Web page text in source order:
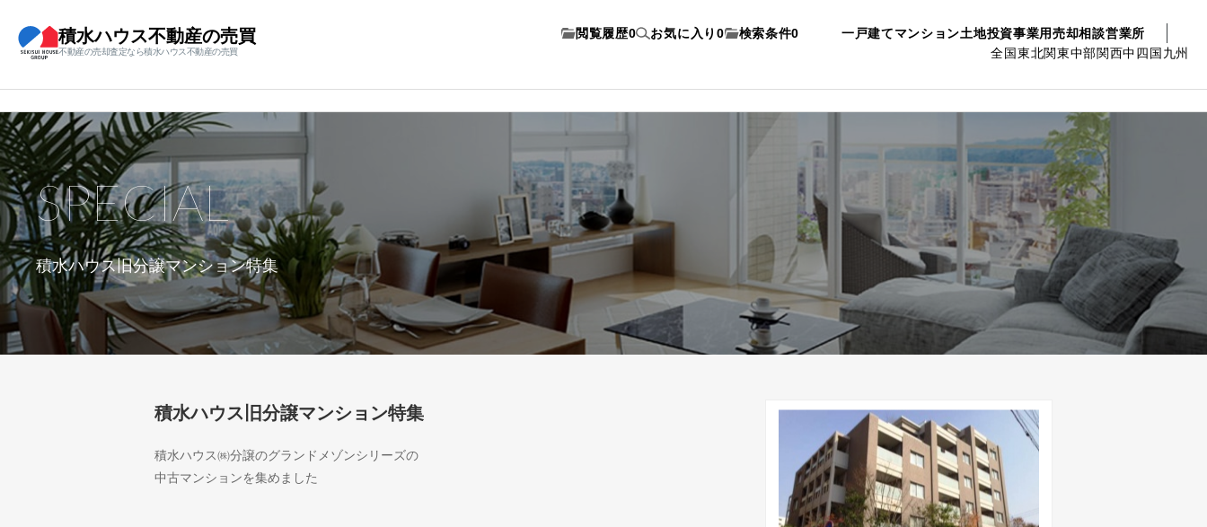
積水ハウス不動産の売買
不動産の売却査定なら積水ハウス不動産の売買
一戸建てマンション土地投資事業用売却相談営業所
全国東北関東中部関西中四国九州
閲覧履歴0 お気に入り 0 検索条件0
積水ハウス旧分譲マンション特集
SPECIAL
積水ハウス旧分譲マンション特集
積水ハウス㈱分譲のグランドメゾンシリーズの
中古マンションを集めました